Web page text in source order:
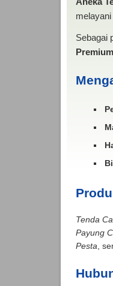
Sebagai
Tenda
Payung
Pesta ,